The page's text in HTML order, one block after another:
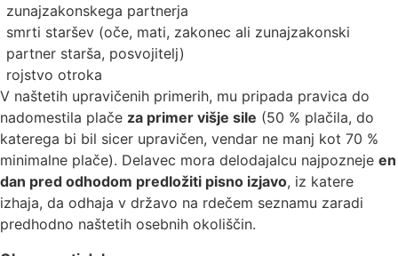
zunajzakonskega partnerja
smrti staršev (oče, mati, zakonec ali zunajzakonski
partner starša, posvojitelj)
rojstvo otroka
V naštetih upravičenih primerih, mu pripada pravica do
nadomestila plače za primer višje sile (50 % plačila, do
katerega bi bil sicer upravičen, vendar ne manj kot 70 %
minimalne plače). Delavec mora delodajalcu najpozneje en
dan pred odhodom predložiti pisno izjavo, iz katere
izhaja, da odhaja v državo na rdečem seznamu zaradi
predhodno naštetih osebnih okoliščin.